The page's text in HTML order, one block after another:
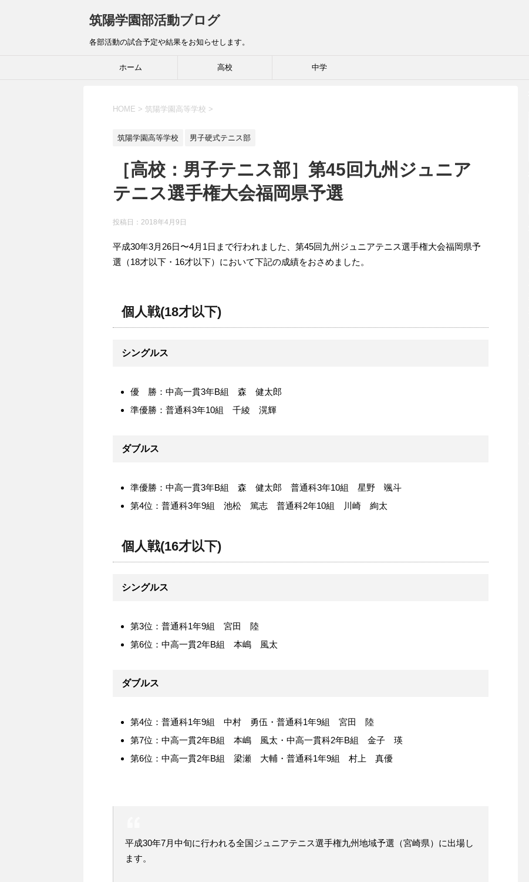
筑陽学園部活動ブログ
各部活動の試合予定や結果をお知らせします。
ホーム 高校 中学
HOME > 筑陽学園高等学校 >
筑陽学園高等学校 男子硬式テニス部
［高校：男子テニス部］第45回九州ジュニア
テニス選手権大会福岡県予選
投稿日： 2018年4月9日
平成30年3月26日〜4月1日まで行われました、第45回九州ジュニアテニス選手権大会福岡県予
選（18才以下・16才以下）において下記の成績をおさめました。
個人戦(18才以下)
シングルス
優 勝：中高一貫3年B組 森 健太郎
準優勝：普通科3年10組 千綾 滉輝
ダブルス
準優勝：中高一貫3年B組 森 健太郎 普通科3年10組 星野 颯斗
第4位：普通科3年9組 池松 篤志 普通科2年10組 川崎 絢太
個人戦(16才以下)
シングルス
第3位：普通科1年9組 宮田 陸
第6位：中高一貫2年B組 本嶋 風太
ダブルス
第4位：普通科1年9組 中村 勇伍・普通科1年9組 宮田 陸
第7位：中高一貫2年B組 本嶋 風太・中高一貫科2年B組 金子 瑛
第6位：中高一貫2年B組 梁瀬 大輔・普通科1年9組 村上 真優
平成30年7月中旬に行われる全国ジュニアテニス選手権九州地域予選（宮崎県）に出場し
ます。